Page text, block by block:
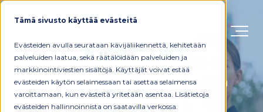
Tämä sivusto käyttää evästeitä
Evästeiden avulla seurataan kävijäliikennettä, kehitetään
palveluiden laatua, sekä räätälöidään palveluiden ja
markkinointiviestien sisältöjä. Käyttäjät voivat estää
evästeiden käytön selaimessaan tai asettaa selaimensa
varoittamaan, kun evästeitä yritetään asentaa. Lisätietoja
evästeiden hallinnoinnista on saatavilla verkossa.
Blogi
Avaa.io isännöintijärjestelmään ja
TarmoPro huoltoyhtiön